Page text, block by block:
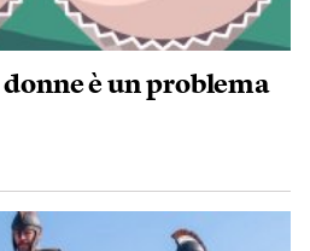
è un problema